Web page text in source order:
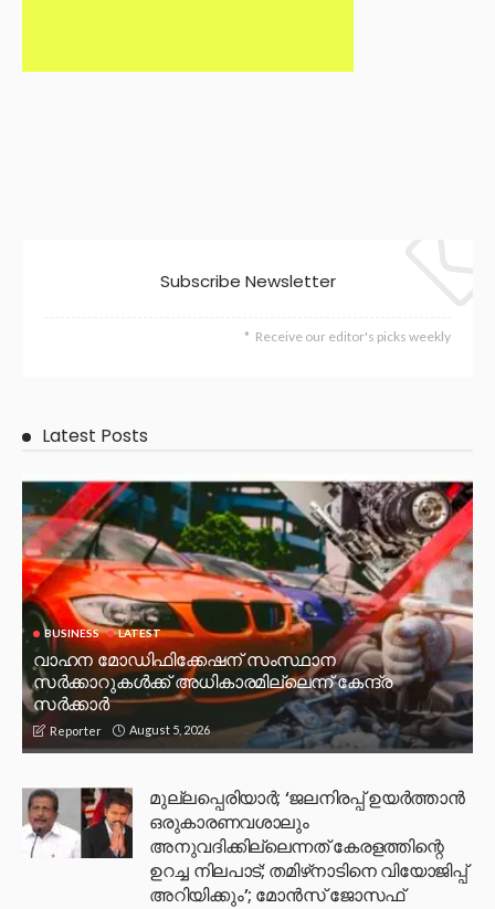
Subscribe Newsletter
Receive our editor's picks weekly
Latest Posts
BUSINESS LATEST
വാഹന മോഡിഫിക്കേഷന് സംസ്ഥാന
സർക്കാറുകൾക്ക് അധികാരമില്ലെന്ന് കേന്ദ്ര
സർക്കാർ
Reporter August 5, 2026
മുല്ലപ്പെരിയാര്‍; ‘ജലനിരപ്പ് ഉയര്‍ത്താന്‍
ഒരുകാരണവശാലും
അനുവദിക്കില്ലെന്നത് കേരളത്തിന്റെ
ഉറച്ച നിലപാട്; തമിഴ്‌നാടിനെ വിയോജിപ്പ്
അറിയിക്കും’; മോന്‍സ് ജോസഫ്